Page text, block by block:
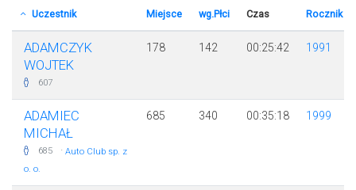
Uczestnik Miejsce wg.Płci Czas Rocznik
ADAMCZYK
WOJTEK
607
178 142 00:25:42 1991
ADAMIEC
MICHAŁ
685 · Auto Club sp. z
o. o.
685 340 00:35:18 1999